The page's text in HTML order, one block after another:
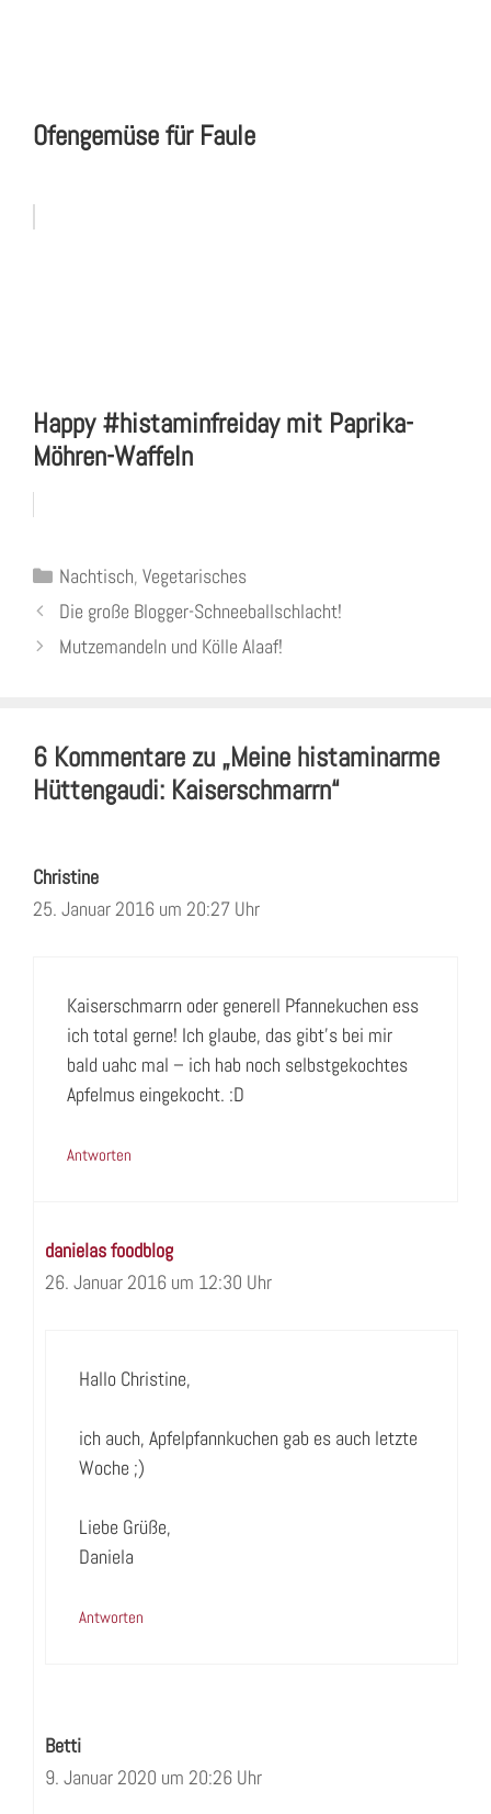
Ofengemüse für Faule
Happy #histaminfreiday mit Paprika-
Möhren-Waffeln
Kategorien
Nachtisch, Vegetarisches
Die große Blogger-Schneeballschlacht!
Mutzemandeln und Kölle Alaaf!
6 Kommentare zu „Meine histaminarme
Hüttengaudi: Kaiserschmarrn“
Christine
25. Januar 2016 um 20:27 Uhr
Kaiserschmarrn oder generell Pfannekuchen ess
ich total gerne! Ich glaube, das gibt’s bei mir
bald uahc mal – ich hab noch selbstgekochtes
Apfelmus eingekocht. :D
Antworten
danielas foodblog
26. Januar 2016 um 12:30 Uhr
Hallo Christine,
ich auch, Apfelpfannkuchen gab es auch letzte
Woche ;)
Liebe Grüße,
Daniela
Antworten
Betti
9. Januar 2020 um 20:26 Uhr